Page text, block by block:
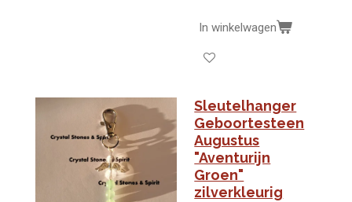
In winkelwagen
Sleutelhanger
Geboortesteen
Augustus
"Aventurijn
Groen"
zilverkleurig